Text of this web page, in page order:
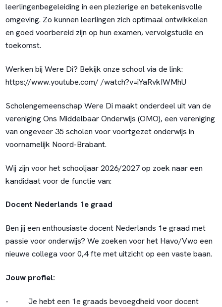
leerlingenbegeleiding in een plezierige en betekenisvolle
omgeving. Zo kunnen leerlingen zich optimaal ontwikkelen
en goed voorbereid zijn op hun examen, vervolgstudie en
toekomst.
Werken bij Were Di? Bekijk onze school via de link:
https://www.youtube.com/ /watch?v=iYaRvkIWMhU
Scholengemeenschap Were Di maakt onderdeel uit van de
vereniging Ons Middelbaar Onderwijs (OMO), een vereniging
van ongeveer 35 scholen voor voortgezet onderwijs in
voornamelijk Noord-Brabant.
Wij zijn voor het schooljaar 2026/2027 op zoek naar een
kandidaat voor de functie van:
Docent Nederlands 1e graad
Ben jij een enthousiaste docent Nederlands 1e graad met
passie voor onderwijs? We zoeken voor het Havo/Vwo een
nieuwe collega voor 0,4 fte met uitzicht op een vaste baan.
Jouw profiel:
- Je hebt een 1e graads bevoegdheid voor docent